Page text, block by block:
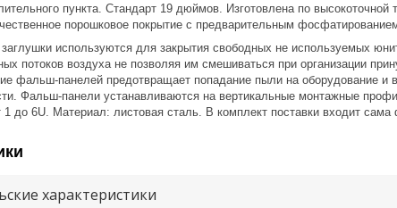
пункта. Стандарт 19 дюймов. Изготовлена по высокоточной
порошковое покрытие с предварительным
используются для закрытия свободных не используемых
потоков воздуха не позволяя им смешиваться при организации
фальш-панелей предотвращает попадание пыли на оборудование
Фальш-панели устанавливаются на вертикальные монтажные
до 6U. Материал: листовая сталь. В комплект поставки входит сама
характеристики